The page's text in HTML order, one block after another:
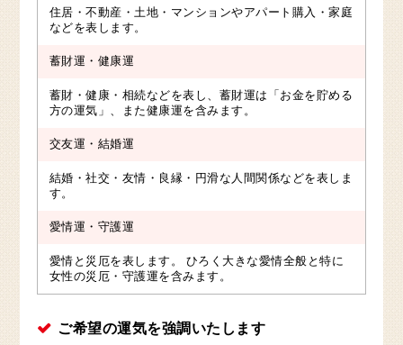
住居・不動産・土地・マンションやアパート購入・家庭
などを表します。
蓄財運・健康運
蓄財・健康・相続などを表し、蓄財運は「お金を貯める
方の運気」、また健康運を含みます。
交友運・結婚運
結婚・社交・友情・良縁・円滑な人間関係などを表しま
す。
愛情運・守護運
愛情と災厄を表します。 ひろく大きな愛情全般と特に
女性の災厄・守護運を含みます。
ご希望の運気を強調いたします